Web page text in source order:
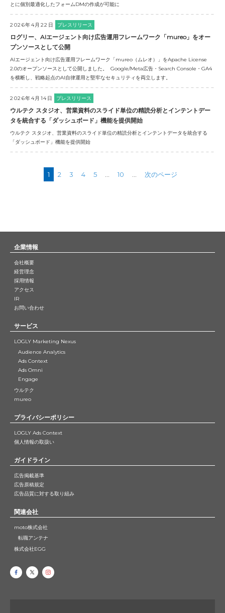
とに個別最適化したフォームDMの作成が可能に
2026年4月22日 プレスリリース
ログリー、AIエージェント向け広告運用フレームワーク「mureo」をオー
プンソースとして公開
AIエージェント向け広告運用フレームワーク「mureo（ムレオ）」をApache License
2.0のオープンソースとして公開しました。 Google/Meta広告・Search Console・GA4
を横断し、戦略起点のAI自律運用と堅牢なセキュリティを両立します。
2026年4月14日 プレスリリース
ウルテク スタジオ、営業資料のスライド単位の精読分析とインテントデー
タを統合する「ダッシュボード」機能を提供開始
ウルテク スタジオ、営業資料のスライド単位の精読分析とインテントデータを統合する
「ダッシュボード」機能を提供開始
1 2 3 4 5 10 次のページ
企業情報
会社概要
経営理念
採用情報
アクセス
IR
お問い合わせ
サービス
LOGLY Marketing Nexus
Audience Analytics
Ads Context
Ads Omni
Engage
ウルテク
mureo
プライバシーポリシー
LOGLY Ads Context
個人情報の取扱い
ガイドライン
広告掲載基準
広告原稿規定
広告品質に対する取り組み
関連会社
moto株式会社
転職アンテナ
株式会社EGG